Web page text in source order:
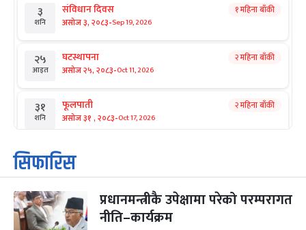
३
शनि
संविधान दिवस
असोज ३, २०८३-Sep 19, 2026
१ महिना बाँकी
२५
आइत
घटस्थापना
असोज २५, २०८३-Oct 11, 2026
२ महिना बाँकी
३१
शनि
फूलपाती
असोज ३१ , २०८३-Oct 17, 2026
२ महिना बाँकी
१
आइत
कार्तिक सङ्क्रान्ति
कार्तिक १, २०८३
३
मंगल
महानवमी
कार्तिक ३, २०८३-Oct 20, 2026
२ महिना बाँकी
सिफारिस
प्रधानमन्त्रीकै उपेक्षामा परेको परम्परागत
नीति–कार्यक्रम